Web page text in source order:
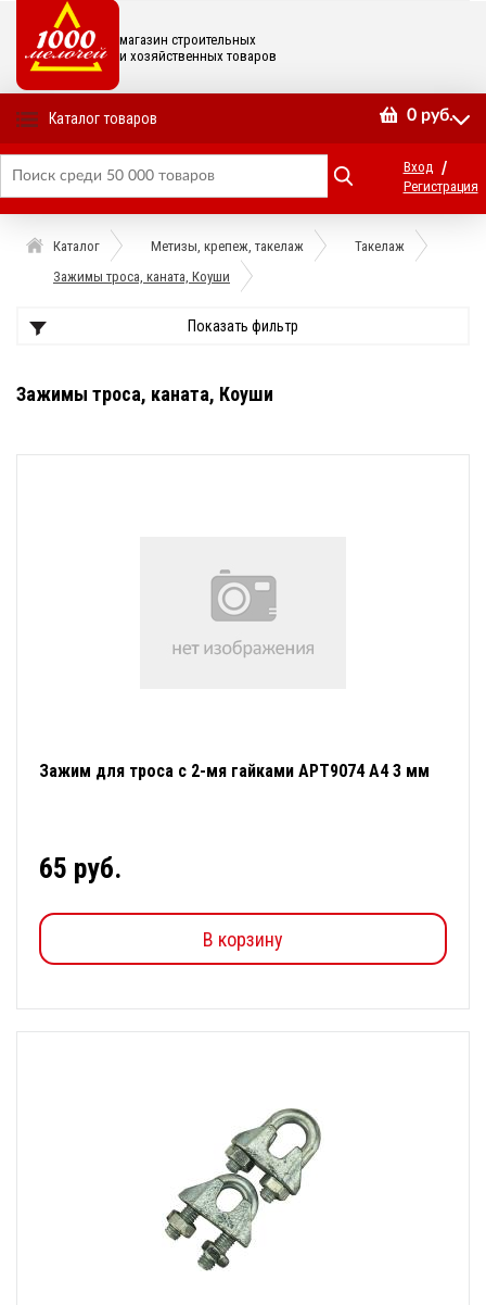
магазин строительных
и хозяйственных товаров
Каталог товаров 0 руб.
Вход /
Регистрация
Каталог Метизы, крепеж, такелаж
Такелаж
Зажимы троса, каната, Коуши
Показать фильтр
Зажимы троса, каната, Коуши
Зажим для троса с 2-мя гайками АРТ9074 А4 3 мм
65 руб.
В корзину